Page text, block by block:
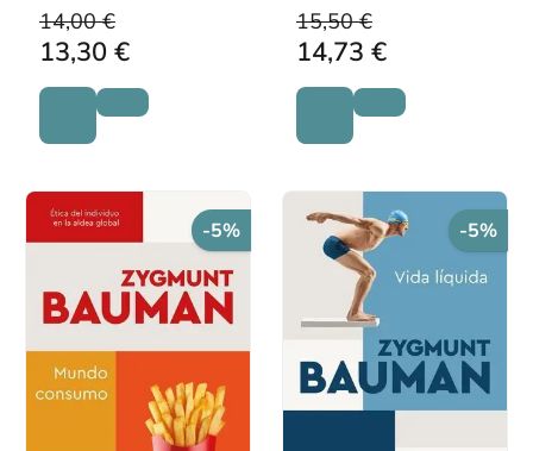
14,00 €
13,30 €
15,50 €
14,73 €
-5% -5%